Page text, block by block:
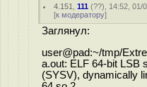
4.151 ,111 (??), 14:52, 01/
[к модератору]
Заглянул:
user@pad:~/tmp/
a.out: ELF 64-bit LSB
(SYSV), dynamically